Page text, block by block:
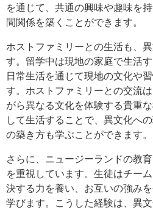
を通じて、共通の興味や趣味を
間関係を築くことができます。
ホストファミリーとの生活も、
す。留学中は現地の家庭で生活
日常生活を通じて現地の文化や
す。ホストファミリーとの交流
がら異なる文化を体験する貴重
して生活することで、異文化へ
の築き方も学ぶことができます。
さらに、ニュージーランドの教
を重視しています。生徒はチー
決する力を養い、お互いの強み
学びます。こうした経験は、異